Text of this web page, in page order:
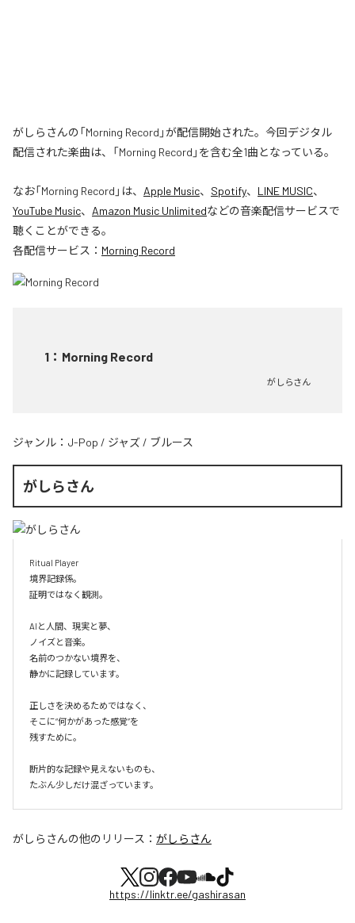
がしらさんの「Morning Record」が配信開始された。今回デジタル
配信された楽曲は、「Morning Record」を含む全1曲となっている。
なお「Morning Record 」は、 Apple Music、 Spotify、 LINE MUSIC、
YouTube Music、 Amazon Music Unlimitedなどの音楽配信サービスで
聴くことができる。
各配信サービス： Morning Record
1 ： Morning Record
がしらさん
ジャンル： J-Pop / ジャズ / ブルース
がしらさん
Ritual Player
境界記録係。
証明ではなく観測。
AIと人間、現実と夢、
ノイズと音楽。
名前のつかない境界を、
静かに記録しています。
正しさを決めるためではなく、
そこに“何かがあった感覚”を
残すために。
断片的な記録や見えないものも、
たぶん少しだけ混ざっています。
がしらさんの他のリリース： がしらさん
https://linktr.ee/gashirasan